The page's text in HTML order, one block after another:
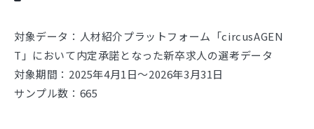
対象データ：人材紹介プラットフォーム「circusAGEN
T」において内定承諾となった新卒求人の選考データ
対象期間：2025年4月1日～2026年3月31日
サンプル数：665